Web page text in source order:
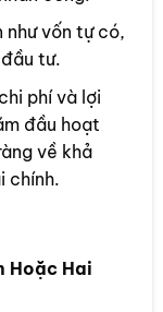
như vốn tự có,
tư.
phí và lợi
đầu hoạt
về khả
chính.
Hoặc Hai